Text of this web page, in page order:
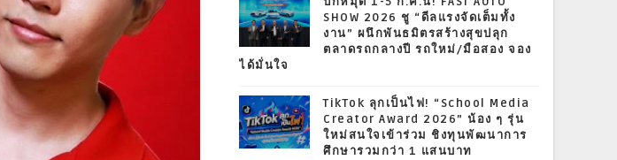
SHOW 2026 ชู “ดีลแรงจัดเต็มทั้ง
งาน” ผนึกพันธมิตรสร้างสุขปลุก
ตลาดรถกลางปี รถใหม่/มือสอง จอง
ได้มั่นใจ
TikTok ลุกเป็นไฟ! “School Media
Creator Award 2026” น้อง ๆ รุ่น
ใหม่สนใจเข้าร่วม ชิงทุนพัฒนาการ
ศึกษารวมกว่า 1 แสนบาท